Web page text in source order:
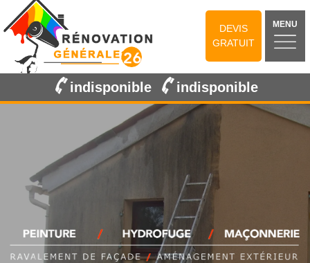
DEVIS
GRATUIT
MENU
indisponible indisponible